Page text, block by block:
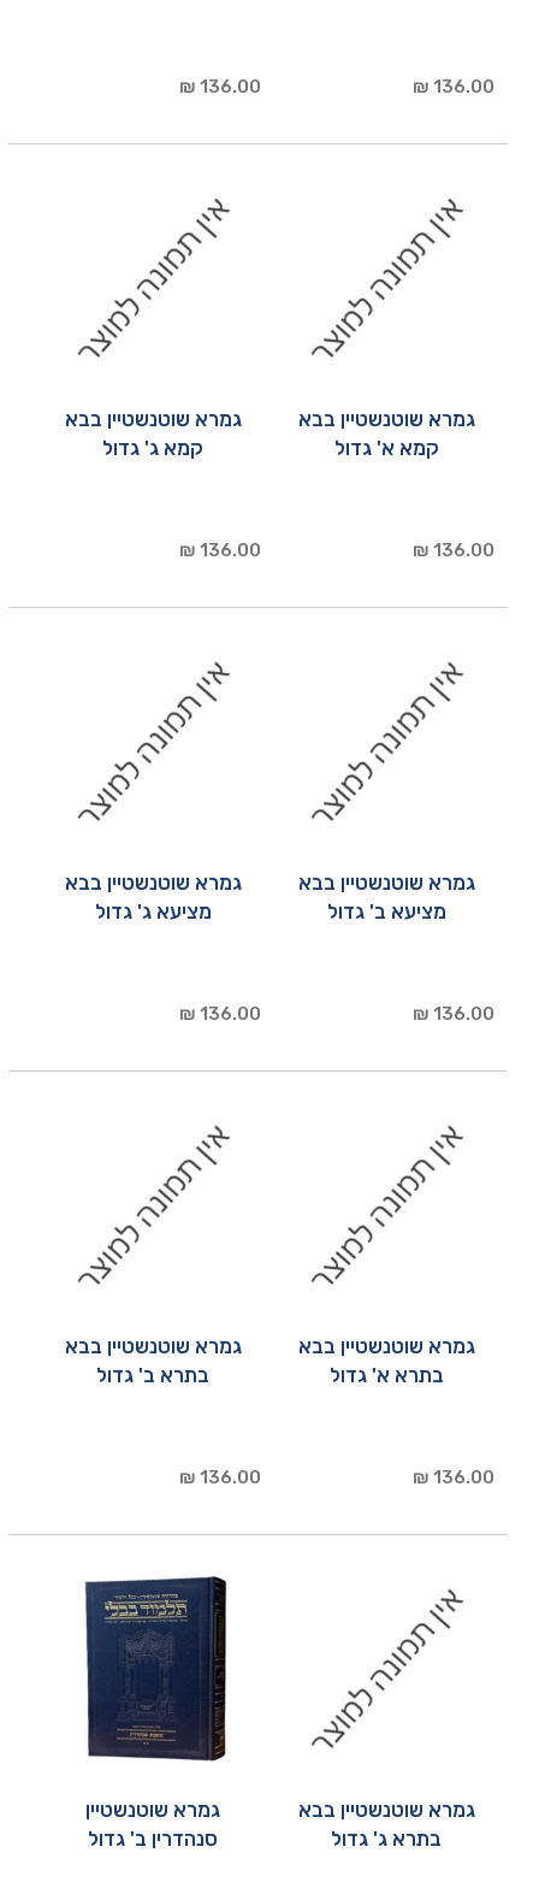
136.00 ₪
136.00 ₪
גמרא שוטנשטיין בבא
קמא א' גדול
136.00 ₪
גמרא שוטנשטיין בבא
קמא ג' גדול
136.00 ₪
גמרא שוטנשטיין בבא
מציעא ב' גדול
136.00 ₪
גמרא שוטנשטיין בבא
מציעא ג' גדול
136.00 ₪
גמרא שוטנשטיין בבא
בתרא א' גדול
136.00 ₪
גמרא שוטנשטיין בבא
בתרא ב' גדול
136.00 ₪
גמרא שוטנשטיין בבא
בתרא ג' גדול
גמרא שוטנשטיין
סנהדרין ב' גדול